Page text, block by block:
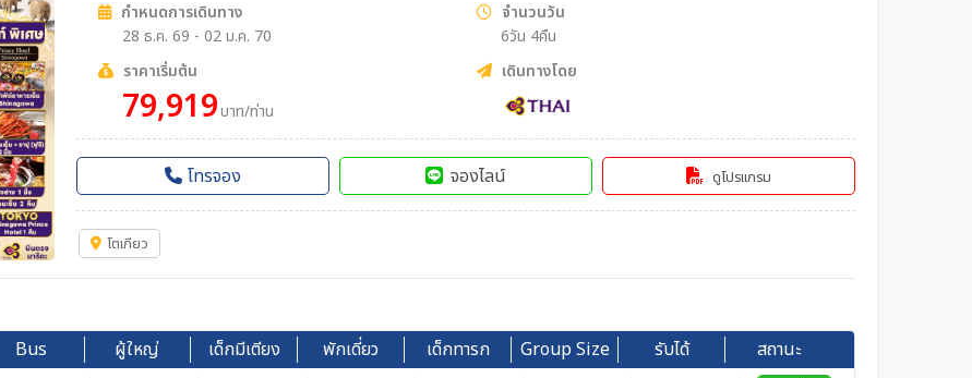
กำหนดการเดินทาง
28 ธ.ค. 69 - 02 ม.ค. 70
จำนวนวัน
6วัน 4คืน
ราคาเริ่มต้น
79,919บาท/ท่าน
เดินทางโดย
โทรจอง จองไลน์ ดูโปรแกรม
โตเกียว
Bus ผู้ใหญ่ เด็กมีเตียง พักเดี่ยว เด็กทารก Group Size รับได้ สถานะ